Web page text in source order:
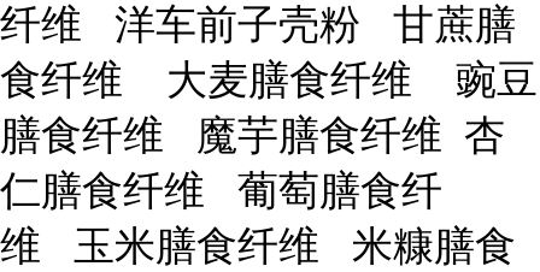
纤维 洋车前子壳粉 甘蔗膳
食纤维 大麦膳食纤维 豌豆
膳食纤维 魔芋膳食纤维 杏
仁膳食纤维 葡萄膳食纤
维 玉米膳食纤维 米糠膳食